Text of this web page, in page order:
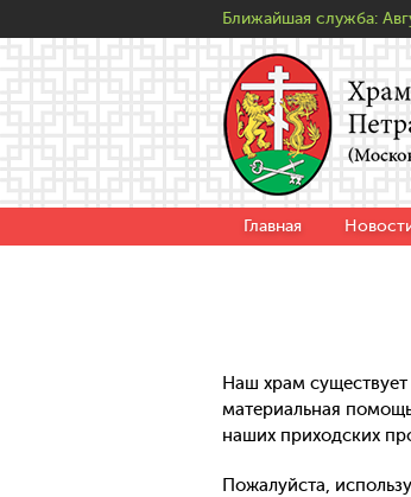
Ближайшая служба:
Главная
Наш храм
материальная
наших приходских
Пожалуйста,